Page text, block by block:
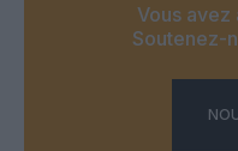
Vous avez
Soutenez-